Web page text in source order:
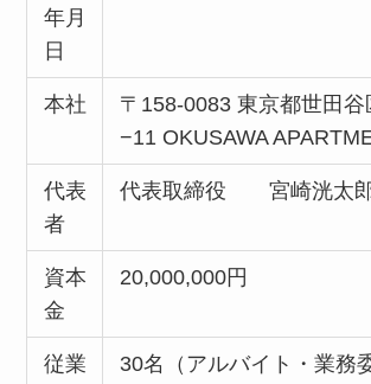
年月
日
本社
〒158-0083 東京都世田
−11 OKUSAWA
代表
者
代表取締役 宮崎洸太
資本
金
20,000,000円
従業
30名（アルバイト・業務